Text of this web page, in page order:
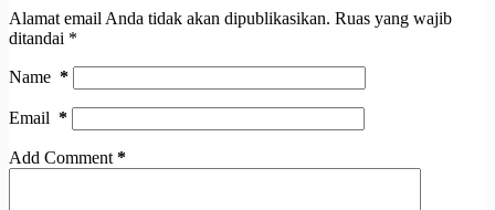
Alamat email Anda tidak akan dipublikasikan. Ruas yang wajib
ditandai *
Name *
Email *
Add Comment *